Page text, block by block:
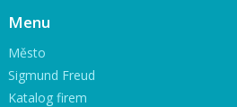
Menu
Město
Sigmund Freud
Katalog firem